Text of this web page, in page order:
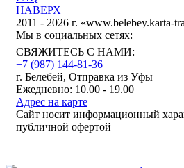
НАВЕРХ
2011 - 2026 г. «www.belebey.karta-
Мы в социальных сетях:
СВЯЖИТЕСЬ С НАМИ:
+7 (987) 144-81-36
г. Белебей, Отправка из Уфы
Ежедневно: 10.00 - 19.00
Адрес на карте
Сайт носит информационный
публичной офертой